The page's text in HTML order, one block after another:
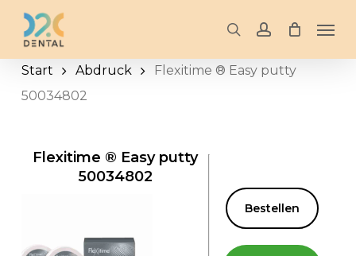
Skip
main
content
searchaccount
Start Abdruck
Flexitime ® Easy putty
50034802
Flexitime ® Easy putty
50034802
Bestellen